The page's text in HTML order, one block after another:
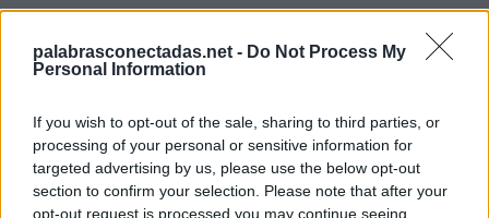
palabrasconectadas.net - Do Not Process My
Personal Information
If you wish to opt-out of the sale, sharing to third parties, or
processing of your personal or sensitive information for
targeted advertising by us, please use the below opt-out
section to confirm your selection. Please note that after your
opt-out request is processed you may continue seeing
Búsqueda por letras. Introduce
todas las letras del rompecabezas: